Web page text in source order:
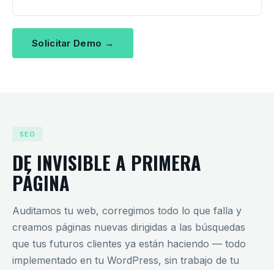
Solicitar Demo →
SEO
DE INVISIBLE A PRIMERA
PÁGINA
Auditamos tu web, corregimos todo lo que falla y
creamos páginas nuevas dirigidas a las búsquedas
que tus futuros clientes ya están haciendo — todo
implementado en tu WordPress, sin trabajo de tu